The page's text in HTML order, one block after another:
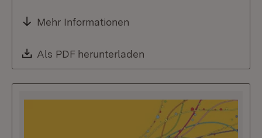
Mehr Informationen
Download:
Als PDF herunterladen